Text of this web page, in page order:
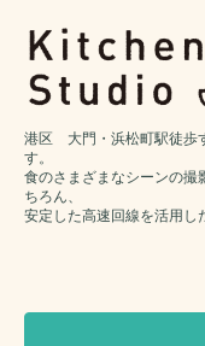
港区 大門・浜松町駅徒歩
す。
食のさまざまなシーンの撮
ちろん、
安定した高速回線を活用し